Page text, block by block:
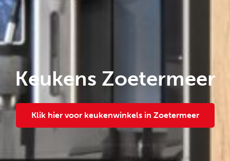
Keukens Zoetermeer
Klik hier voor keukenwinkels in Zoetermeer